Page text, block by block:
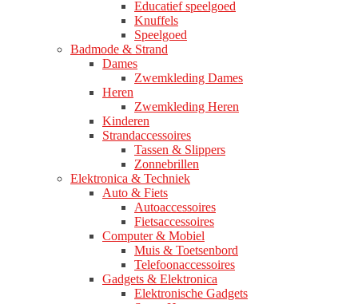
Educatief speelgoed
Knuffels
Speelgoed
Badmode & Strand
Dames
Zwemkleding Dames
Heren
Zwemkleding Heren
Kinderen
Strandaccessoires
Tassen & Slippers
Zonnebrillen
Elektronica & Techniek
Auto & Fiets
Autoaccessoires
Fietsaccessoires
Computer & Mobiel
Muis & Toetsenbord
Telefoonaccessoires
Gadgets & Elektronica
Elektronische Gadgets